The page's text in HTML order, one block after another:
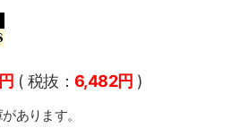
( 税抜：6,482円 )
あります。